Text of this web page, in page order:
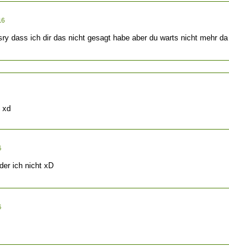
dass ich dir das nicht gesagt habe aber du warts nicht mehr da
xd
ich nicht xD